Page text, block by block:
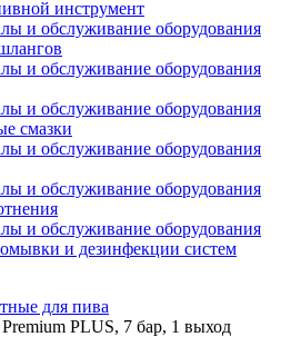
инструмент
смазки
и дезинфекции систем
для пива
PLUS, 7 бар, 1 выход